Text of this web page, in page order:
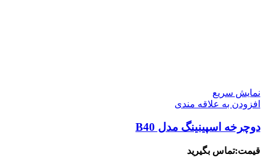
نمایش سریع
افزودن به علاقه مندی
دوچرخه اسپینینگ مدل B40
قیمت:تماس بگیرید